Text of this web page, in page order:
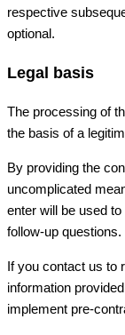
respective
optional.
Legal basis
The processing of
the basis of a
By providing the
uncomplicated
enter will be used
follow-up questions.
If you contact us to
information
implement pre-